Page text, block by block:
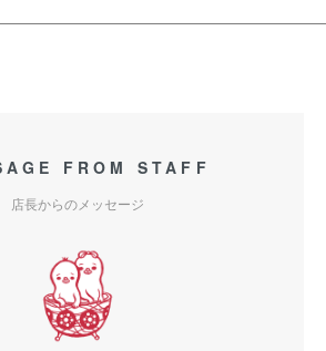
FROM STAFF
店長からのメッセージ